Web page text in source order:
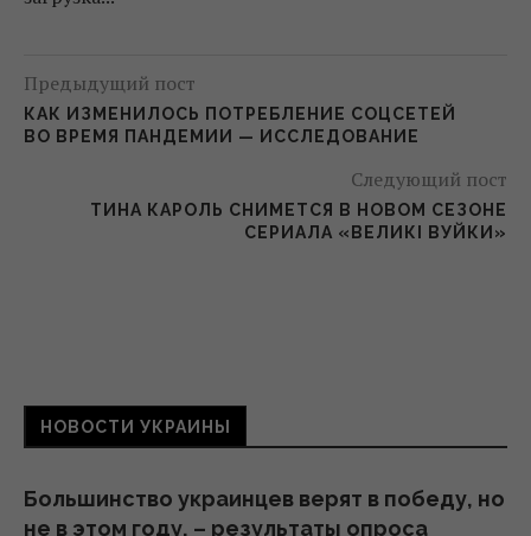
Предыдущий пост
КАК ИЗМЕНИЛОСЬ ПОТРЕБЛЕНИЕ СОЦСЕТЕЙ
ВО ВРЕМЯ ПАНДЕМИИ — ИССЛЕДОВАНИЕ
Следующий пост
ТИНА КАРОЛЬ СНИМЕТСЯ В НОВОМ СЕЗОНЕ
СЕРИАЛА «ВЕЛИКІ ВУЙКИ»
НОВОСТИ УКРАИНЫ
Большинство украинцев верят в победу, но
не в этом году, – результаты опроса